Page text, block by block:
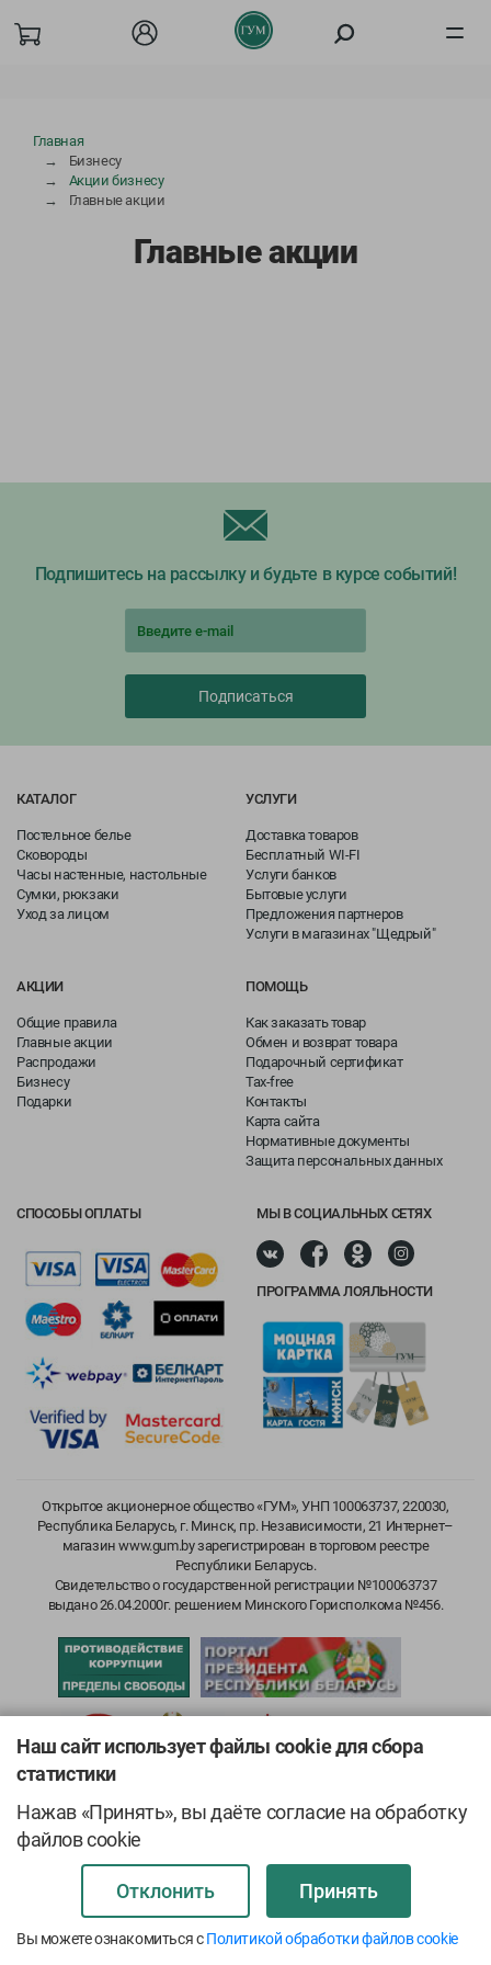
О компании
Главная
Бизнесу
Акции бизнесу
Главные акции
Главные акции
Наш сайт использует файлы cookie для сбора
статистики
Нажав «Принять», вы даёте согласие на обработку
файлов cookie
Отклонить Принять
Вы можете ознакомиться сПолитикой обработки файлов cookie
Подпишитесь на рассылку и будьте в курсе событий!
Подписаться
КАТАЛОГ
Постельное белье
Сковороды
Часы настенные, настольные
Сумки, рюкзаки
Уход за лицом
УСЛУГИ
Доставка товаров
Бесплатный WI-FI
Услуги банков
Бытовые услуги
Предложения партнеров
Услуги в магазинах "Щедрый"
АКЦИИ
Общие правила
Главные акции
Распродажи
Бизнесу
Подарки
ПОМОЩЬ
Как заказать товар
Обмен и возврат товара
Подарочный сертификат
Tax-free
Контакты
Карта сайта
Нормативные документы
Защита персональных данных
СПОСОБЫ ОПЛАТЫ МЫ В СОЦИАЛЬНЫХ СЕТЯХ
ПРОГРАММА ЛОЯЛЬНОСТИ
Открытое акционерное общество «ГУМ», УНП 100063737, 220030,
Республика Беларусь, г. Минск, пр. Независимости, 21 Интернет–
магазин www.gum.by зарегистрирован в торговом реестре
Республики Беларусь.
Свидетельство о государственной регистрации №100063737
выдано 26.04.2000г. решением Минского Горисполкома №456.